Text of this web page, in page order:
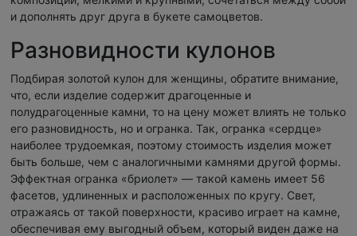
и дополнять друг друга в букете самоцветов.
Разновидности кулонов
Подбирая золотой кулон для женщины, обратите внимание,
что, если изделие содержит драгоценные и
полудрагоценные камни, то на цену может влиять не только
его разновидность, но и огранка. Так, огранка «сердце»
наиболее трудоемкая, поэтому стоимость изделия может
быть больше, чем с аналогичными камнями другой формы.
Эффектная огранка «бриолет» — такой камень имеет 56
фасетов, удлиненных и расположенных по кругу. Свет,
отражаясь от такой поверхности, красиво играет на камне,
обеспечивая ему выгодный объем, который виден даже на